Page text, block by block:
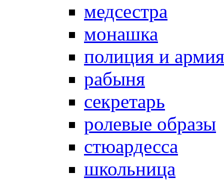
медсестра
монашка
полиция и армия
рабыня
секретарь
ролевые образы
стюардесса
школьница